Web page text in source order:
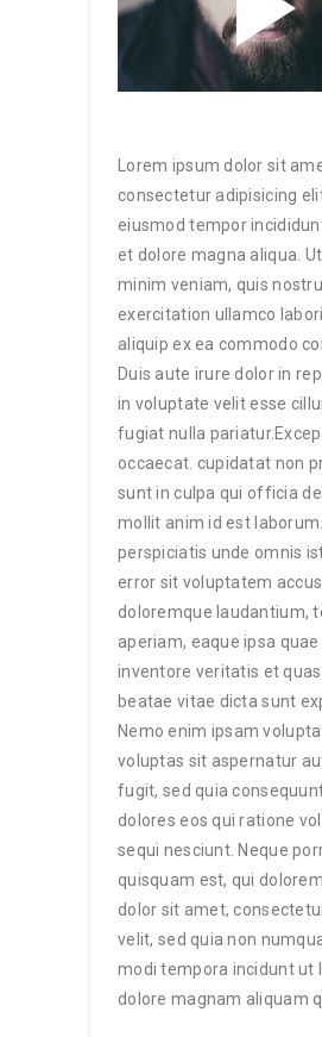
Lorem ipsum dolor sit
consectetur adipisicing
eiusmod tempor
et dolore magna aliqua.
minim veniam, quis
exercitation ullamco
aliquip ex ea commodo
Duis aute irure dolor in
in voluptate velit esse
fugiat nulla
occaecat. cupidatat non
sunt in culpa qui officia
mollit anim id est
perspiciatis unde omnis
error sit voluptatem
doloremque laudantium,
aperiam, eaque ipsa quae
inventore veritatis et
beatae vitae dicta sunt
Nemo enim ipsam
voluptas sit aspernatur
fugit, sed quia
dolores eos qui ratione
sequi nesciunt. Neque
quisquam est, qui
dolor sit amet,
velit, sed quia non
modi tempora incidunt ut
dolore magnam aliquam